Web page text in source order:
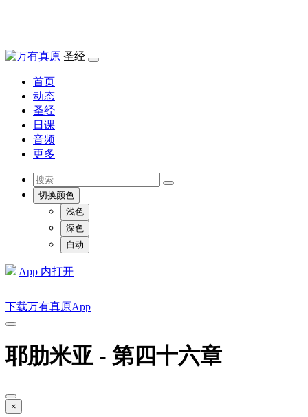
圣经
首页
动态
圣经
日课
音频
更多
切换颜色
浅色
深色
自动
App 内打开
下载万有真原App
耶肋米亚 - 第四十六章
×